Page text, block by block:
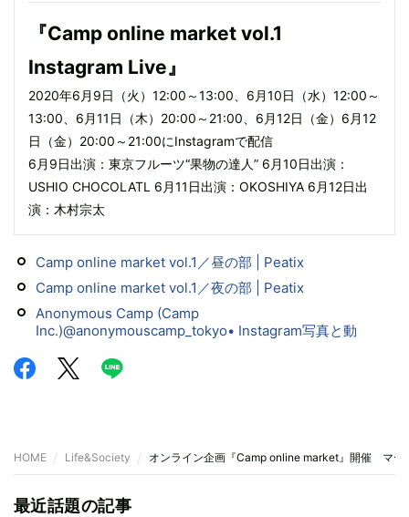
『Camp online market vol.1
Instagram Live』
2020年6月9日（火）12:00～13:00、6月10日（水）12:00～
13:00、6月11日（木）20:00～21:00、6月12日（金）6月12
日（金）20:00～21:00にInstagramで配信
6月9日出演：東京フルーツ“果物の達人” 6月10日出演：
USHIO CHOCOLATL 6月11日出演：OKOSHIYA 6月12日出
演：木村宗太
Camp online market vol.1／昼の部 | Peatix
Camp online market vol.1／夜の部 | Peatix
Anonymous Camp (Camp
Inc.)@anonymouscamp_tokyo• Instagram写真と動
HOME Life&Society オンライン企画『Camp online market』開催 マー
最近話題の記事